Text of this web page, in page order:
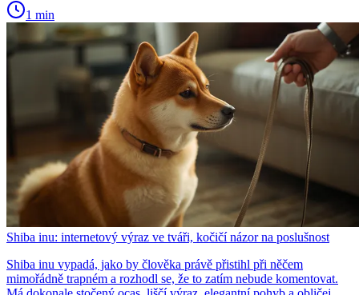
1 min
Shiba inu: internetový výraz ve tváři, kočičí názor na poslušnost
Shiba inu vypadá, jako by člověka právě přistihl při něčem
mimořádně trapném a rozhodl se, že to zatím nebude komentovat.